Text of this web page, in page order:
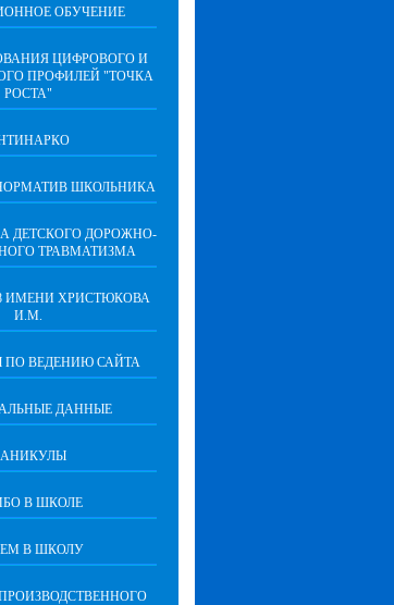
ОБУЧЕНИЕ
ЦИФРОВОГО И
ПРОФИЛЕЙ "ТОЧКА
РОСТА"
ШКОЛЬНИКА
ДЕТСКОГО ДОРОЖНО-
ТРАВМАТИЗМА
ИМЕНИ ХРИСТЮКОВА
И.М.
ВЕДЕНИЮ САЙТА
ДАННЫЕ
В ШКОЛЕ
В ШКОЛУ